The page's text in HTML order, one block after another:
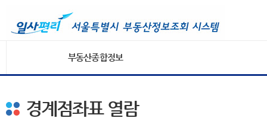
부동산종합정보
경계점좌표 열람